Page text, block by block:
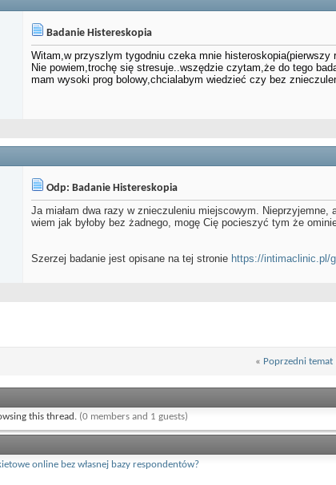
Badanie Histereskopia
Witam,w przyszlym tygodniu czeka mnie histeroskopia(pierwszy
Nie powiem,trochę się stresuje..wszędzie czytam,że do tego
mam wysoki prog bolowy,chcialabym wiedzieć czy bez
Odp: Badanie Histereskopia
Ja miałam dwa razy w znieczuleniu miejscowym.
wiem jak byłoby bez żadnego, mogę Cię pocieszyć tym że
Szerzej badanie jest opisane na tej stronie https://intimaclinic.pl/
« Poprzedni temat|
this thread. (0 members and 1 guests)
online bez własnej bazy respondentów?